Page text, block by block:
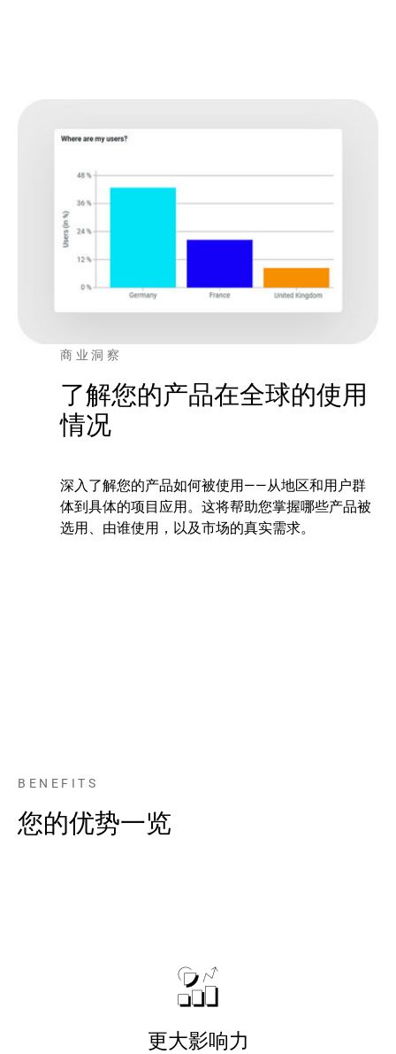
商业洞察
了解您的产品在全球的使用
情况
深入了解您的产品如何被使用——从地区和用户群
体到具体的项目应用。这将帮助您掌握哪些产品被
选用、由谁使用，以及市场的真实需求。
BENEFITS
您的优势一览
更大影响力